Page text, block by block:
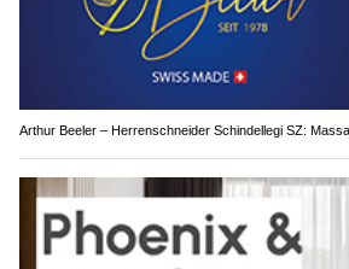
Arthur Beeler – Herrenschneider Schindellegi SZ: